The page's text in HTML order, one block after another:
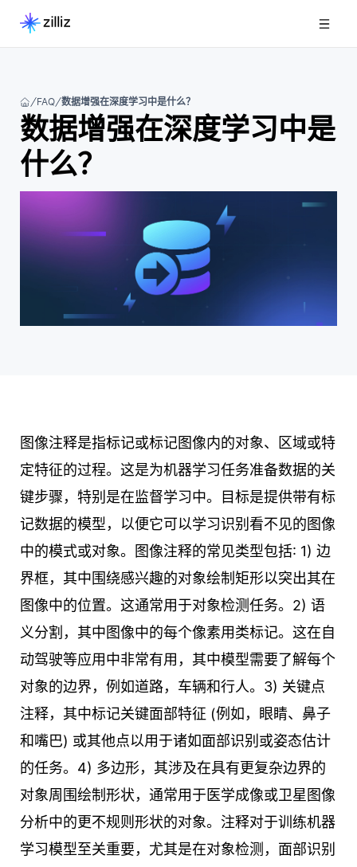
FAQ 数据增强在深度学习中是什么？
数据增强在深度学习中是
什么？
图像注释是指标记或标记图像内的对象、区域或特
定特征的过程。这是为机器学习任务准备数据的关
键步骤，特别是在监督学习中。目标是提供带有标
记数据的模型，以便它可以学习识别看不见的图像
中的模式或对象。图像注释的常见类型包括: 1) 边
界框，其中围绕感兴趣的对象绘制矩形以突出其在
图像中的位置。这通常用于对象检测任务。2) 语
义分割，其中图像中的每个像素用类标记。这在自
动驾驶等应用中非常有用，其中模型需要了解每个
对象的边界，例如道路，车辆和行人。3) 关键点
注释，其中标记关键面部特征 (例如，眼睛、鼻子
和嘴巴) 或其他点以用于诸如面部识别或姿态估计
的任务。4) 多边形，其涉及在具有更复杂边界的
对象周围绘制形状，通常用于医学成像或卫星图像
分析中的更不规则形状的对象。注释对于训练机器
学习模型至关重要，尤其是在对象检测，面部识别